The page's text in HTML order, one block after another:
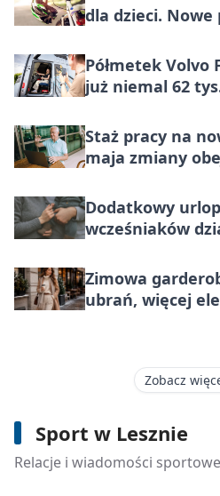
dla dzieci.
Półmetek Volvo
już niemal 62
Staż pracy na
maja zmiany
Dodatkowy
wcześniaków
Zimowa
ubrań, więcej
Zobacz
Sport w Lesznie
Relacje i wiadomości
(Grupa B) – 25. kolejka:
Gryfino – MKS Real-